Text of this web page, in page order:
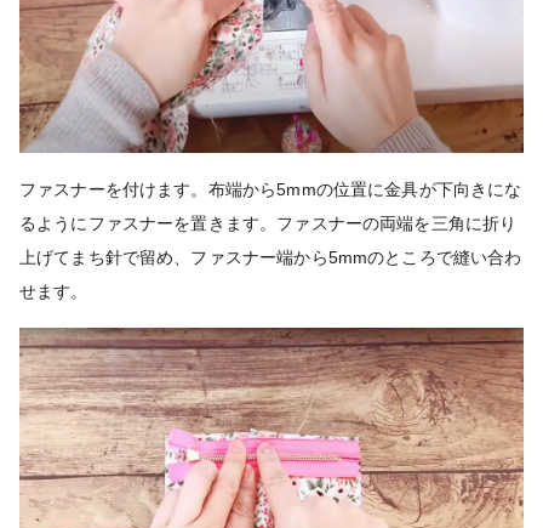
ファスナーを付けます。布端から5mmの位置に金具が下向きにな
るようにファスナーを置きます。ファスナーの両端を三角に折り
上げてまち針で留め、ファスナー端から5mmのところで縫い合わ
せます。